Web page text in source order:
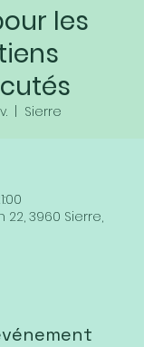
les
Sierre
22, 3960 Sierre,